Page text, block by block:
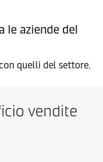
le aziende del
quelli del settore.
vendite